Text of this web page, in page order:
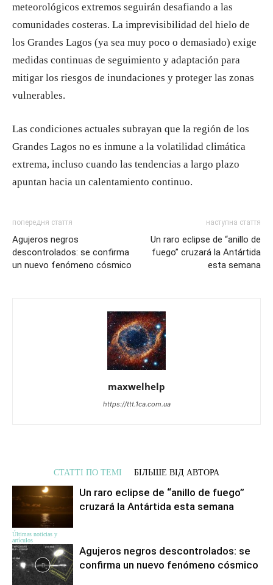
meteorológicos extremos seguirán desafiando a las
comunidades costeras. La imprevisibilidad del hielo de
los Grandes Lagos (ya sea muy poco o demasiado) exige
medidas continuas de seguimiento y adaptación para
mitigar los riesgos de inundaciones y proteger las zonas
vulnerables.
Las condiciones actuales subrayan que la región de los
Grandes Lagos no es inmune a la volatilidad climática
extrema, incluso cuando las tendencias a largo plazo
apuntan hacia un calentamiento continuo.
попередня стаття
Agujeros negros
descontrolados: se confirma
un nuevo fenómeno cósmico
наступна стаття
Un raro eclipse de “anillo de
fuego” cruzará la Antártida
esta semana
maxwelhelp
https://ttt.1ca.com.ua
СТАТТІ ПО ТЕМІ БІЛЬШЕ ВІД АВТОРА
Últimas noticias y
artículos
Un raro eclipse de “anillo de fuego”
cruzará la Antártida esta semana
Agujeros negros descontrolados: se
confirma un nuevo fenómeno cósmico